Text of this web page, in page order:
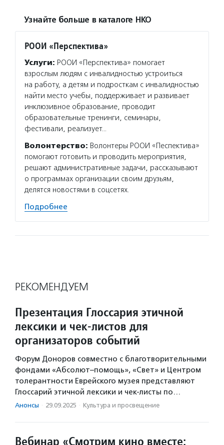
Узнайте больше в каталоге НКО
РООИ «Перспектива»
Услуги: РООИ «Перспектива» помогает
взрослым людям с инвалидностью устроиться
на работу, а детям и подросткам с инвалидностью
найти место учебы, поддерживает и развивает
инклюзивное образование, проводит
образовательные тренинги, семинары,
фестивали, реализует…
Волонтерство: Волонтеры РООИ «Песпектива»
помогают готовить и проводить мероприятия,
решают административные задачи, рассказывают
о программах организации своим друзьям,
делятся новостями в соцсетях.
Подробнее
РЕКОМЕНДУЕМ
Презентация Глоссария этичной
лексики и чек-листов для
организаторов событий
Форум Доноров совместно с благотворительными
фондами «Абсолют–помощь», «Свет» и Центром
толерантности Еврейского музея представляют
Глоссарий этичной лексики и чек-листы по…
Анонсы · 29.09.2025 · Культура и просвещение
Вебинар «Смотрим кино вместе: